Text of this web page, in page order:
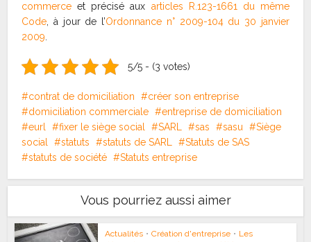
commerce et précisé aux articles R.123-1661 du même
Code, à jour de l’Ordonnance n° 2009-104 du 30 janvier
2009.
5/5 - (3 votes)
contrat de domiciliation
créer son entreprise
domiciliation commerciale
entreprise de domiciliation
eurl
fixer le siège social SARL sas sasu
Siège
social
statuts statuts de SARL
Statuts de SAS
statuts de société
Statuts entreprise
Vous pourriez aussi aimer
Actualités • Création d'entreprise • Les